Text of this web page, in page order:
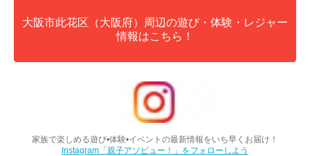
大阪市此花区（大阪府）周辺の遊び・体験・レジャー
情報はこちら！
家族で楽しめる遊び•体験•イベントの最新情報をいち早くお届け！
Instagram「親子アソビュー！」をフォローしよう